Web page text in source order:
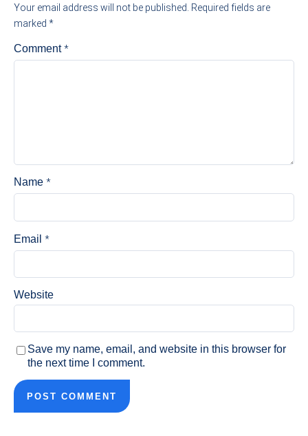
Your email address will not be published. Required fields are
marked*
Comment*
Name *
Email *
Website
Save my name, email, and website in this browser for
the next time I comment.